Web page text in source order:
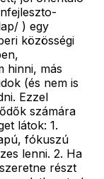
) egy
közösségi
hinni, más
(és nem is
Ezzel
számára
látok: 1.
fókuszú
lenni. 2. Ha
részt